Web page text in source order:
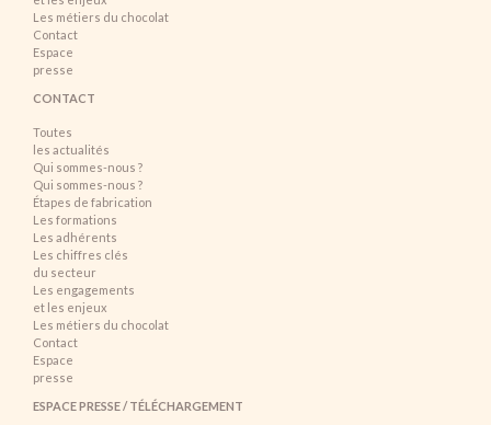
Les métiers du chocolat
Contact
Espace
presse
CONTACT
Toutes
les actualités
Qui sommes-nous ?
Qui sommes-nous ?
Étapes de fabrication
Les formations
Les adhérents
Les chiffres clés
du secteur
Les engagements
et les enjeux
Les métiers du chocolat
Contact
Espace
presse
ESPACE PRESSE / TÉLÉCHARGEMENT